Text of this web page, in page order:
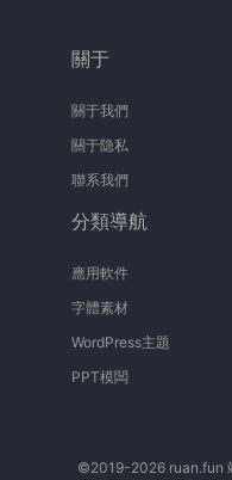
關于
關于我們
關于隐私
聯系我們
分類導航
應用軟件
字體素材
WordPress主題
PPT模闆
©2019-2026 ruan.fun